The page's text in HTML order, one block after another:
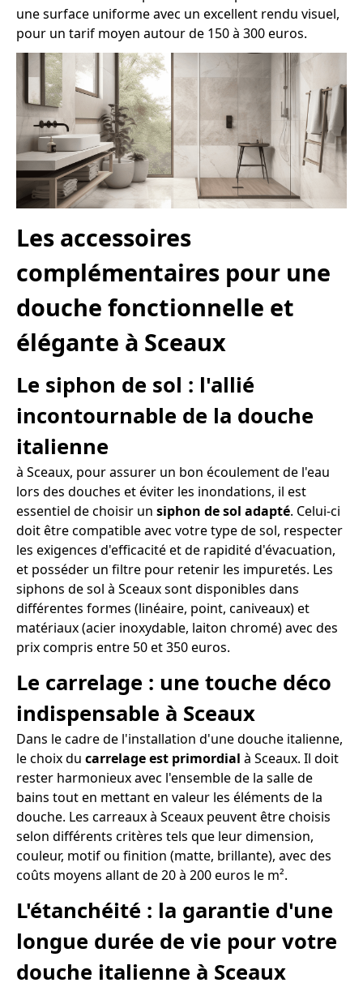
une surface uniforme avec un excellent rendu visuel,
pour un tarif moyen autour de 150 à 300 euros.
Les accessoires
complémentaires pour une
douche fonctionnelle et
élégante à Sceaux
Le siphon de sol : l'allié
incontournable de la douche
italienne
à Sceaux, pour assurer un bon écoulement de l'eau
lors des douches et éviter les inondations, il est
essentiel de choisir un siphon de sol adapté. Celui-ci
doit être compatible avec votre type de sol, respecter
les exigences d'efficacité et de rapidité d'évacuation,
et posséder un filtre pour retenir les impuretés. Les
siphons de sol à Sceaux sont disponibles dans
différentes formes (linéaire, point, caniveaux) et
matériaux (acier inoxydable, laiton chromé) avec des
prix compris entre 50 et 350 euros.
Le carrelage : une touche déco
indispensable à Sceaux
Dans le cadre de l'installation d'une douche italienne,
le choix du carrelage est primordial à Sceaux. Il doit
rester harmonieux avec l'ensemble de la salle de
bains tout en mettant en valeur les éléments de la
douche. Les carreaux à Sceaux peuvent être choisis
selon différents critères tels que leur dimension,
couleur, motif ou finition (matte, brillante), avec des
coûts moyens allant de 20 à 200 euros le m².
L'étanchéité : la garantie d'une
longue durée de vie pour votre
douche italienne à Sceaux